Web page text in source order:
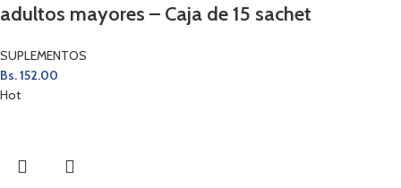
adultos mayores – Caja de 15 sachet
SUPLEMENTOS
Bs.152.00
Hot